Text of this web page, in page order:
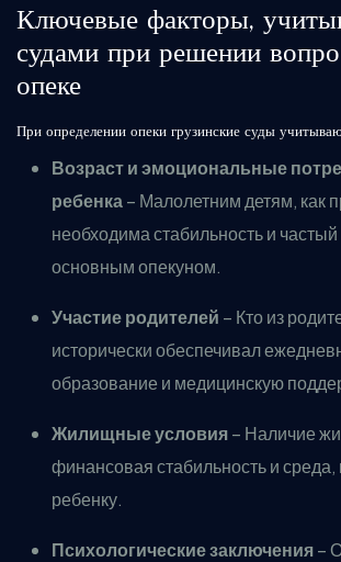
Ключевые факторы,
судами при решении
опеке
При определении опеки грузинские суды
Возраст и эмоциональные
ребенка– Малолетним детям, как
необходима стабильность и частый
основным опекуном.
Участие родителей – Кто из
исторически обеспечивал
образование и медицинскую
Жилищные условия– Наличие
финансовая стабильность и
ребенку.
Психологические заключения–